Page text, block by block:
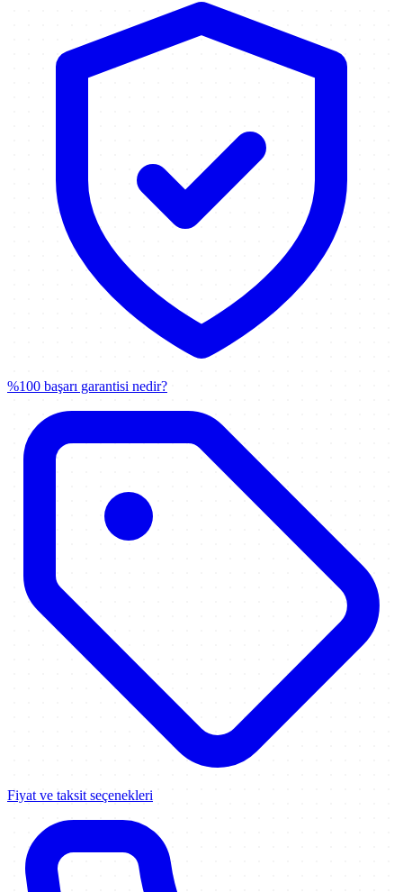
%100 başarı garantisi nedir?
Fiyat ve taksit seçenekleri